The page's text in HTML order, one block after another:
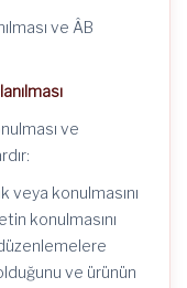
ve ÂB
ve
veya konulmasını
konulmasını
ve ürünün